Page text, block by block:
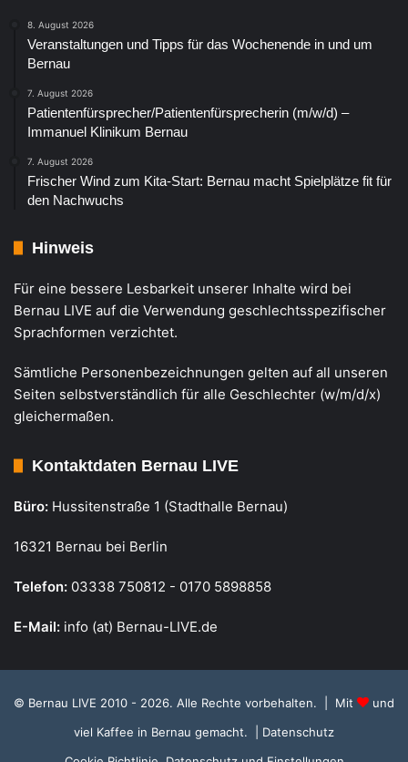
8. August 2026
Veranstaltungen und Tipps für das Wochenende in und um
Bernau
7. August 2026
Patientenfürsprecher/Patientenfürsprecherin (m/w/d) –
Immanuel Klinikum Bernau
7. August 2026
Frischer Wind zum Kita-Start: Bernau macht Spielplätze fit für
den Nachwuchs
Hinweis
Für eine bessere Lesbarkeit unserer Inhalte wird bei
Bernau LIVE auf die Verwendung geschlechtsspezifischer
Sprachformen verzichtet.
Sämtliche Personenbezeichnungen gelten auf all unseren
Seiten selbstverständlich für alle Geschlechter (w/m/d/x)
gleichermaßen.
Kontaktdaten Bernau LIVE
Büro: Hussitenstraße 1 (Stadthalle Bernau)
16321 Bernau bei Berlin
Telefon: 03338 750812 - 0170 5898858
E-Mail: info (at) Bernau-LIVE.de
© Bernau LIVE 2010 - 2026. Alle Rechte vorbehalten. | Mit
und
viel Kaffee in Bernau gemacht.
| Datenschutz